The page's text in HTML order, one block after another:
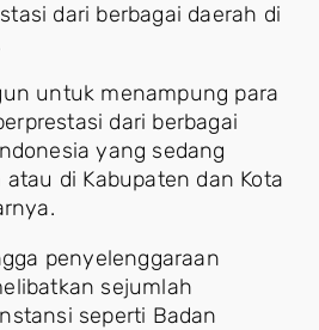
dari berbagai daerah di
untuk menampung para
dari berbagai
yang sedang
di Kabupaten dan Kota
penyelenggaraan
sejumlah
seperti Badan